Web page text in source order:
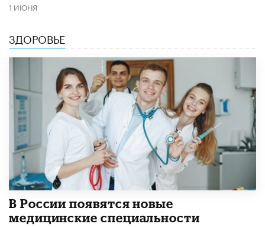
1 ИЮНЯ
ЗДОРОВЬЕ
В России появятся новые
медицинские специальности